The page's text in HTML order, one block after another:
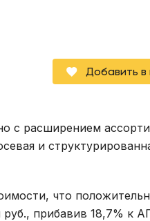
Добавить в
с расширением
и
что
руб., прибавив 18,7% к